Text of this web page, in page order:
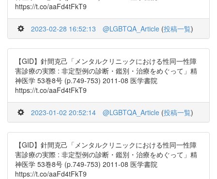
https://t.co/aaFd4tFkT9
2023-02-28 16:52:13 @LGBTQA_Article (投稿一覧)
【GID】針間克己「メンタルクリニックにおける性同一性障
害診療の実際 : 非定型例の診断・鑑別・治療をめぐって」精
神医学 53巻8号 (p.749-753) 2011-08 医学書院
https://t.co/aaFd4tFkT9
2023-01-02 20:52:14 @LGBTQA_Article (投稿一覧)
【GID】針間克己「メンタルクリニックにおける性同一性障
害診療の実際 : 非定型例の診断・鑑別・治療をめぐって」精
神医学 53巻8号 (p.749-753) 2011-08 医学書院
https://t.co/aaFd4tFkT9